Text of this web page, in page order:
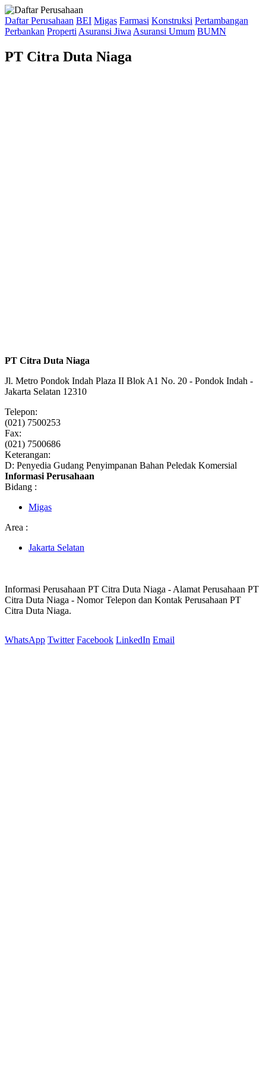
Daftar Perusahaan BEI Migas Farmasi Konstruksi Pertambangan
Perbankan Properti Asuransi Jiwa Asuransi Umum BUMN
PT Citra Duta Niaga
PT Citra Duta Niaga
Jl. Metro Pondok Indah Plaza II Blok A1 No. 20 - Pondok Indah -
Jakarta Selatan 12310
Telepon:
(021) 7500253
Fax:
(021) 7500686
Keterangan:
D: Penyedia Gudang Penyimpanan Bahan Peledak Komersial
Informasi Perusahaan
Bidang :
Migas
Area :
Jakarta Selatan
Informasi Perusahaan PT Citra Duta Niaga - Alamat Perusahaan PT
Citra Duta Niaga - Nomor Telepon dan Kontak Perusahaan PT
Citra Duta Niaga.
WhatsApp Twitter Facebook LinkedIn Email